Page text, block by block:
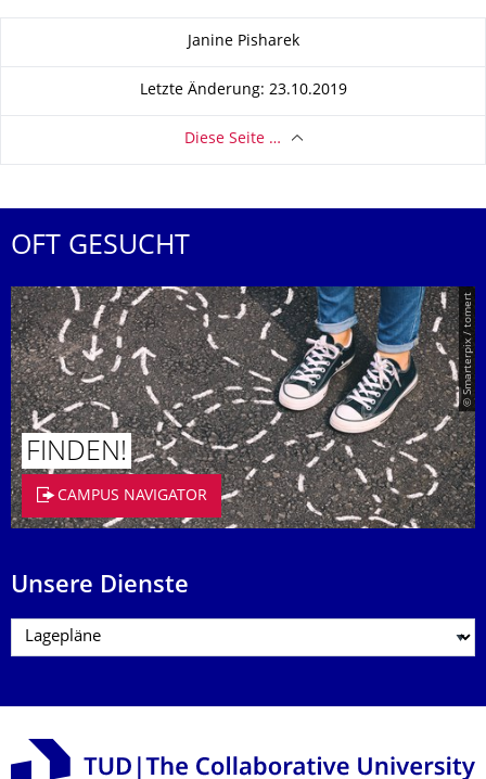
Janine Pisharek
Letzte Änderung: 23.10.2019
Diese Seite …
OFT GESUCHT
© Smarterpix / tomert
FINDEN!
CAMPUS NAVIGATOR
Unsere Dienste